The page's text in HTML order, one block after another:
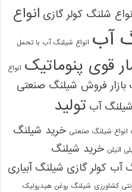
شلنگ کولر گازی انواع
آب انواع شیلنگ آب با تحمل
قوی پنوماتیک انواع
بازار فروش شیلنگ صنعتی
شیلنگ آب تولید
انواع شیلنگ صنعتی خرید شیلنگ
اتیلن خرید شیلنگ
آب کولر گازی شیلنگ آبیاری
کشاورزی شیلنگ روغن هیدرولیک